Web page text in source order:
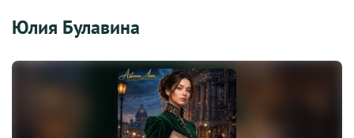
Юлия Булавина